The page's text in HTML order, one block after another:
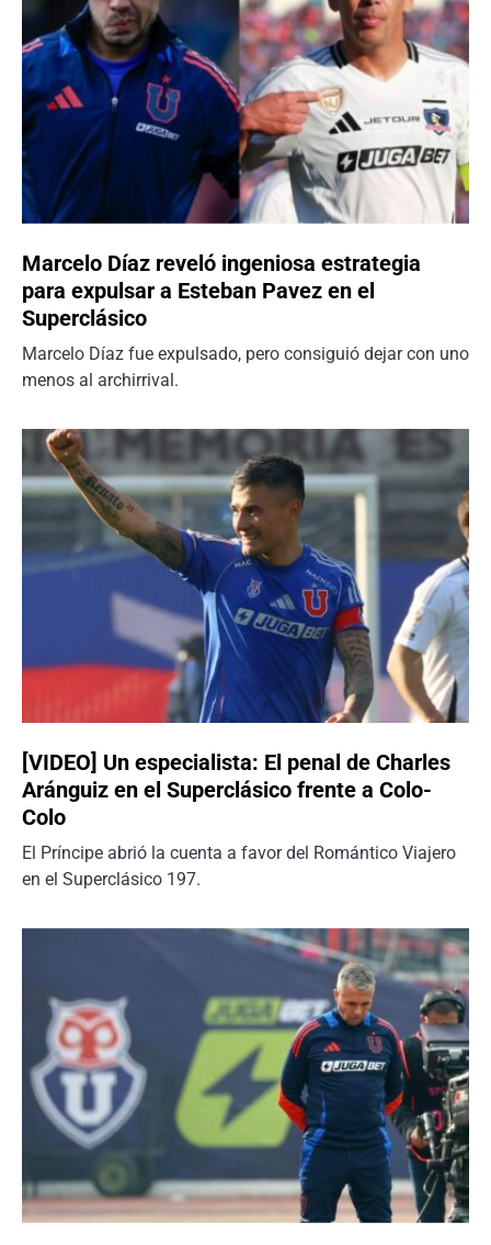
Marcelo Díaz reveló ingeniosa estrategia
para expulsar a Esteban Pavez en el
Superclásico
Marcelo Díaz fue expulsado, pero consiguió dejar con uno
menos al archirrival.
[VIDEO] Un especialista: El penal de Charles
Aránguiz en el Superclásico frente a Colo-
Colo
El Príncipe abrió la cuenta a favor del Romántico Viajero
en el Superclásico 197.